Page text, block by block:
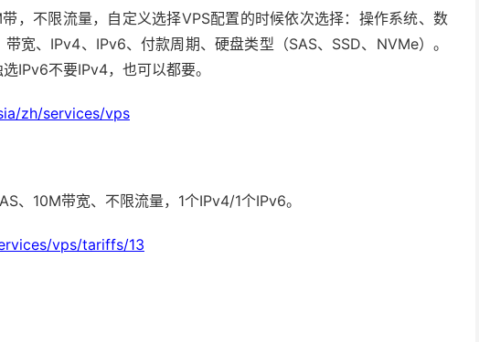
，不限流量，自定义选择VPS配置的时候依次选择：操作系统、数
宽、IPv4、IPv6、付款周期、硬盘类型（SAS、SSD、NVMe）。
IPv6不要IPv4，也可以都要。
zh/services/vps
、10M带宽、不限流量，1个IPv4/1个IPv6。
vps/tariffs/13